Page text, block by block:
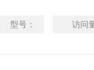
型号： 访问量